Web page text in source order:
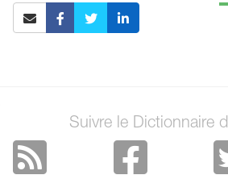
Suivre le Dictionnaire